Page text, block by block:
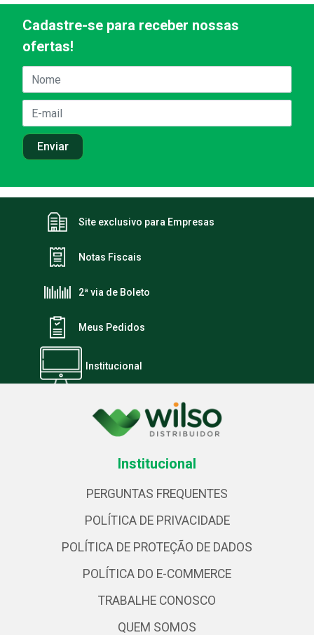
Cadastre-se para receber nossas
ofertas!
Site exclusivo para Empresas
Notas Fiscais
2ª via de Boleto
Meus Pedidos
Institucional
Institucional
PERGUNTAS FREQUENTES
POLÍTICA DE PRIVACIDADE
POLÍTICA DE PROTEÇÃO DE DADOS
POLÍTICA DO E-COMMERCE
TRABALHE CONOSCO
QUEM SOMOS